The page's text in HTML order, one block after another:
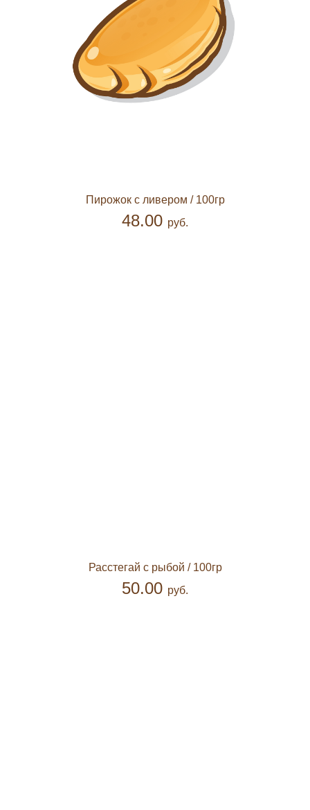
Пирожок с ливером / 100гр
48.00 руб.
Расстегай с рыбой / 100гр
50.00 руб.